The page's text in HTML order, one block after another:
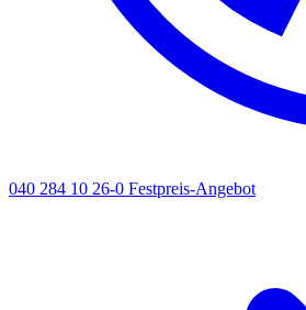
040 284 10 26-0 Festpreis-Angebot